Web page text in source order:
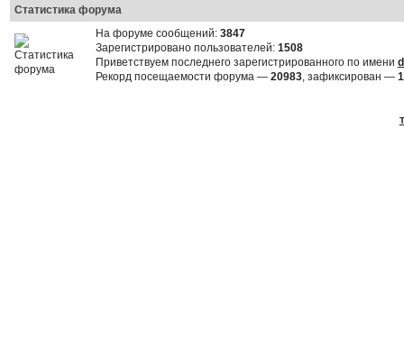
Статистика форума
На форуме сообщений: 3847
Зарегистрировано пользователей: 1508
Приветствуем последнего зарегистрированного по имени
Рекорд посещаемости форума — 20983, зафиксирован —